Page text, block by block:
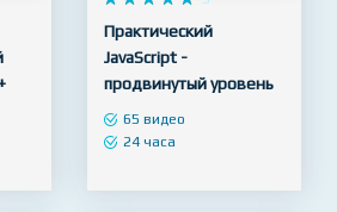
   
   
Практический
JavaScript -
продвинутый уровень